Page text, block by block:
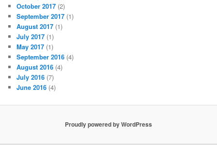
October 2017 (2)
September 2017 (1)
August 2017 (1)
July 2017 (1)
May 2017 (1)
September 2016 (4)
August 2016 (4)
July 2016 (7)
June 2016 (4)
Proudly powered by WordPress